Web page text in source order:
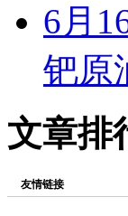
6月
钯原
文章排
友情链接